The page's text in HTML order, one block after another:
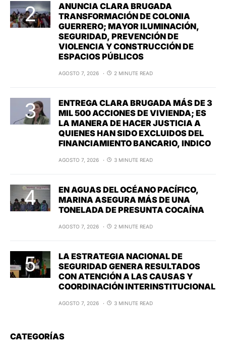
ANUNCIA CLARA BRUGADA
TRANSFORMACIÓN DE COLONIA
GUERRERO; MAYOR ILUMINACIÓN,
SEGURIDAD, PREVENCIÓN DE
VIOLENCIA Y CONSTRUCCIÓN DE
ESPACIOS PÚBLICOS
AGOSTO 7, 2026 2 MINUTE READ
ENTREGA CLARA BRUGADA MÁS DE 3
MIL 500 ACCIONES DE VIVIENDA; ES
LA MANERA DE HACER JUSTICIA A
QUIENES HAN SIDO EXCLUIDOS DEL
FINANCIAMIENTO BANCARIO, INDICO
AGOSTO 7, 2026 3 MINUTE READ
EN AGUAS DEL OCÉANO PACÍFICO,
MARINA ASEGURA MÁS DE UNA
TONELADA DE PRESUNTA COCAÍNA
AGOSTO 7, 2026 2 MINUTE READ
LA ESTRATEGIA NACIONAL DE
SEGURIDAD GENERA RESULTADOS
CON ATENCIÓN A LAS CAUSAS Y
COORDINACIÓN INTERINSTITUCIONAL
AGOSTO 7, 2026 3 MINUTE READ
CATEGORÍAS